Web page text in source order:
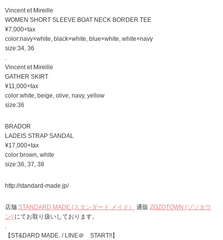
Vincent et Mireille
WOMEN SHORT SLEEVE BOAT NECK BORDER TEE
¥7,000+tax
color:navy×white, black×white, blue×white, white×navy
size:34, 36
Vincent et Mireille
GATHER SKIRT
¥11,000+tax
color:white, beige, olive, navy, yellow
size:36
BRADOR
LADEIS STRAP SANDAL
¥17,000+tax
color:brown, white
size:36, 37, 38
http://standard-made.jp/
店舗 STANDARD MADE (スタンダード メイド） 通販 ZOZOTOWN (ゾゾタウ
ン) にてお取り扱いしております。
【ST&DARD MADE. / LINE＠ START!!】